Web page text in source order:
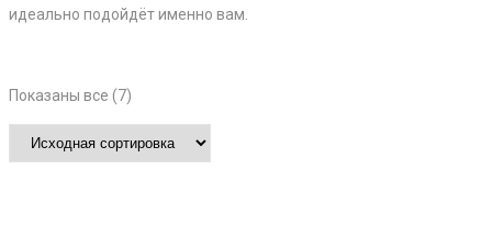
идеально подойдёт именно вам.
Показаны все (7)